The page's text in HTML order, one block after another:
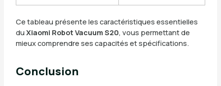
Ce tableau présente les caractéristiques essentielles
du Xiaomi Robot Vacuum S20, vous permettant de
mieux comprendre ses capacités et spécifications.
Conclusion